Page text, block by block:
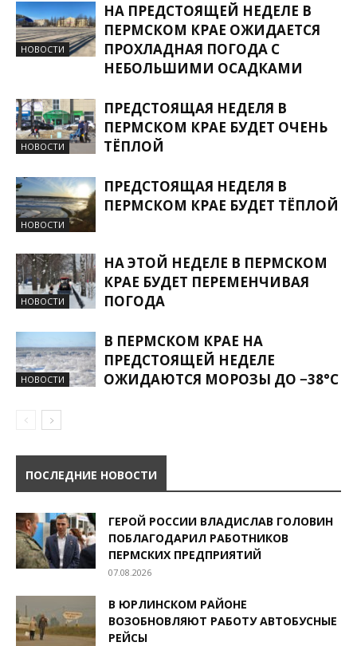
НОВОСТИ
НА ПРЕДСТОЯЩЕЙ НЕДЕЛЕ В
ПЕРМСКОМ КРАЕ ОЖИДАЕТСЯ
ПРОХЛАДНАЯ ПОГОДА С
НЕБОЛЬШИМИ ОСАДКАМИ
НОВОСТИ
ПРЕДСТОЯЩАЯ НЕДЕЛЯ В
ПЕРМСКОМ КРАЕ БУДЕТ ОЧЕНЬ
ТЁПЛОЙ
НОВОСТИ
ПРЕДСТОЯЩАЯ НЕДЕЛЯ В
ПЕРМСКОМ КРАЕ БУДЕТ ТЁПЛОЙ
НОВОСТИ
НА ЭТОЙ НЕДЕЛЕ В ПЕРМСКОМ
КРАЕ БУДЕТ ПЕРЕМЕНЧИВАЯ
ПОГОДА
НОВОСТИ
В ПЕРМСКОМ КРАЕ НА
ПРЕДСТОЯЩЕЙ НЕДЕЛЕ
ОЖИДАЮТСЯ МОРОЗЫ ДО −38°С
ПОСЛЕДНИЕ НОВОСТИ
ГЕРОЙ РОССИИ ВЛАДИСЛАВ ГОЛОВИН
ПОБЛАГОДАРИЛ РАБОТНИКОВ
ПЕРМСКИХ ПРЕДПРИЯТИЙ
07.08.2026
В ЮРЛИНСКОМ РАЙОНЕ
ВОЗОБНОВЛЯЮТ РАБОТУ АВТОБУСНЫЕ
РЕЙСЫ